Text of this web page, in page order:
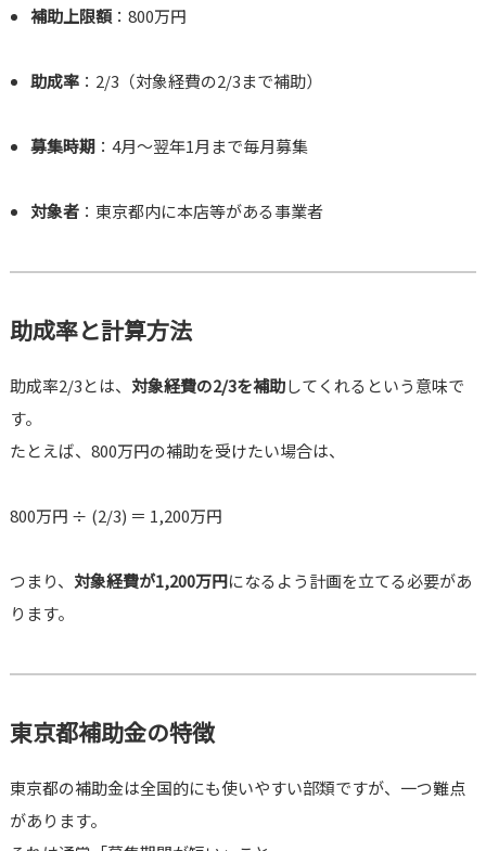
補助上限額 ：800万円
助成率 ：2/3（対象経費の2/3まで補助）
募集時期 ：4月～翌年1月まで毎月募集
対象者 ：東京都内に本店等がある事業者
助成率と計算方法
助成率2/3とは、 対象経費の2/3を補助してくれるという意味で
す。
たとえば、800万円の補助を受けたい場合は、
800万円 ÷ (2/3) ＝ 1,200万円
つまり、 対象経費が1,200万円になるよう計画を立てる必要があ
ります。
東京都補助金の特徴
東京都の補助金は全国的にも使いやすい部類ですが、一つ難点
があります。